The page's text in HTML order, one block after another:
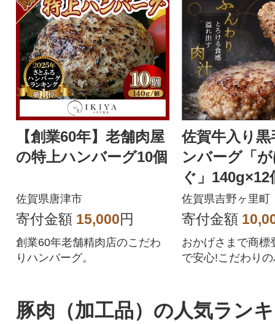
【創業60年】老舗肉屋
の特上ハンバーグ10個
佐賀県唐津市
寄付金額 15,000円
創業60年老舗精肉店のこだわ
りハンバーグ。
佐賀牛入り黒
ンバーグ「
ぐ」140g×12
佐賀県吉野ヶ里町
寄付金額
おかげさまで商標
で安心!こだわり
豚肉（加工品）の人気ラン